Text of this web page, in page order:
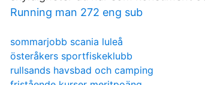
Running man 272 eng sub
sommarjobb scania luleå
österåkers sportfiskeklubb
rullsands havsbad och camping